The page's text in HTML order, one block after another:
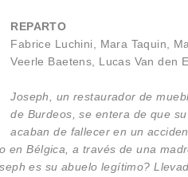
REPARTO
Fabrice Luchini, Mara Taquin,
Veerle Baetens, Lucas Van den
Joseph, un restaurador de
de Burdeos, se entera de que
acaban de fallecer en un
en Bélgica, a través de una
es su abuelo legítimo?